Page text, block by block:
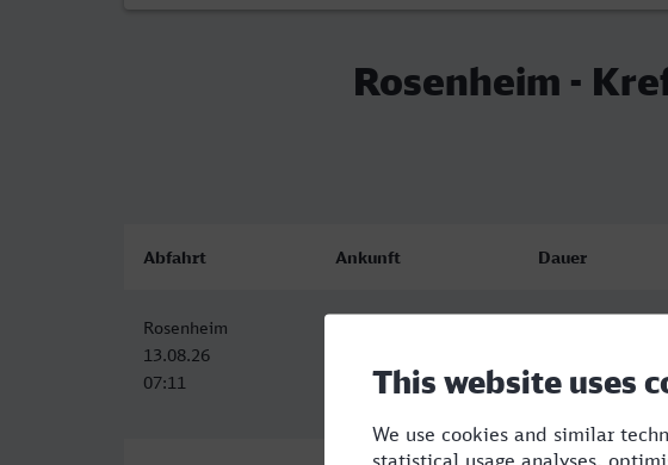
Rosenheim -
Abfahrt Ankunft Dauer
Rosenheim
13.08.26
07:11
13:34